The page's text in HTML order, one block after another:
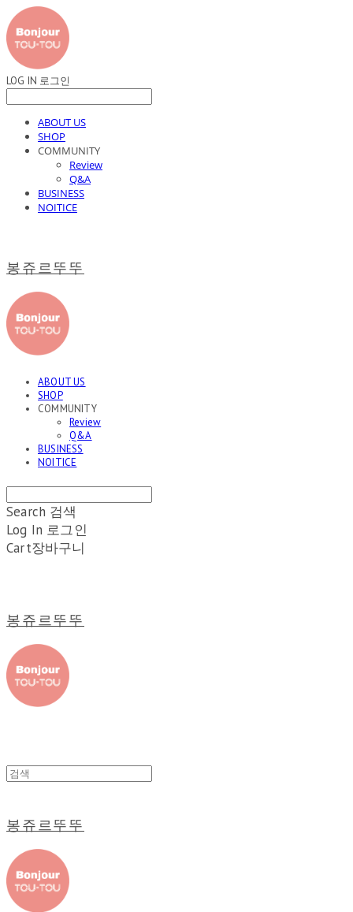
LOG IN 로그인
ABOUT US
SHOP
COMMUNITY
Review
Q&A
BUSINESS
NOITICE
봉쥬르뚜뚜
ABOUT US
SHOP
COMMUNITY
Review
Q&A
BUSINESS
NOITICE
Search 검색
Log In 로그인
Cart장바구니
봉쥬르뚜뚜
봉쥬르뚜뚜